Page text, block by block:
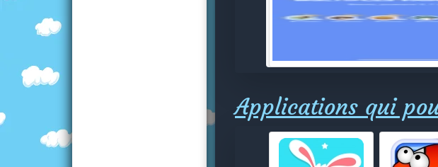
Applications qui